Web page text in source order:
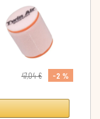
47,04 €
-2 %